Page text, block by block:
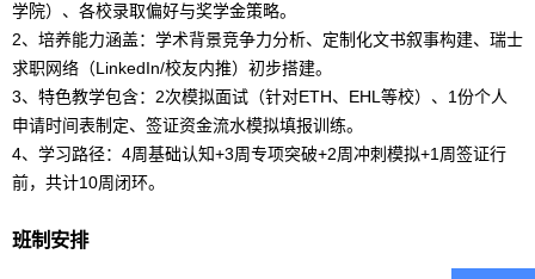
学院）、各校录取偏好与奖学金策略。
2、培养能力涵盖：学术背景竞争力分析、定制化文书叙事构建、瑞士
求职网络（LinkedIn/校友内推）初步搭建。
3、特色教学包含：2次模拟面试（针对ETH、EHL等校）、1份个人
申请时间表制定、签证资金流水模拟填报训练。
4、学习路径：4周基础认知+3周专项突破+2周冲刺模拟+1周签证行
前，共计10周闭环。
班制安排